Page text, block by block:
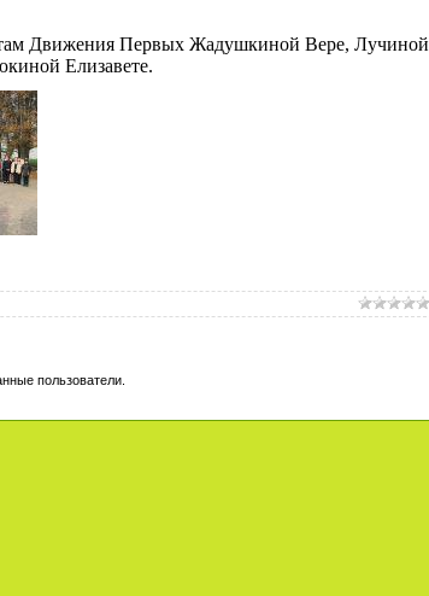
Движения Первых Жадушкиной Вере, Лучиной
Елизавете.
пользователи.